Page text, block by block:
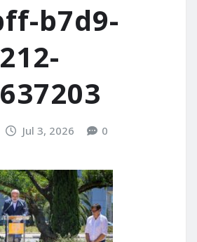
b7d9-
Jul 3, 2026 0